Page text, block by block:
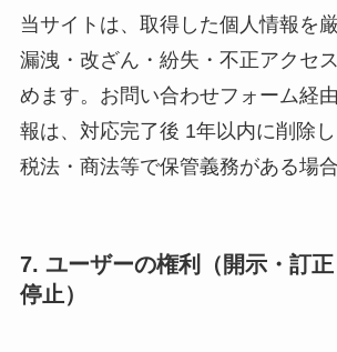
当サイトは、取得した個人情報を
漏洩・改ざん・紛失・不正アクセ
めます。お問い合わせフォーム経
報は、対応完了後 1年以内に削除し
税法・商法等で保管義務がある場合
7. ユーザーの権利（開示・訂
停止）